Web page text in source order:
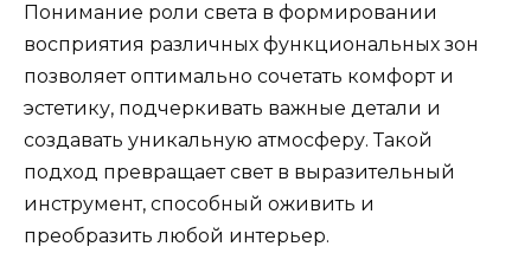
Понимание роли света в формировании
восприятия различных функциональных зон
позволяет оптимально сочетать комфорт и
эстетику, подчеркивать важные детали и
создавать уникальную атмосферу. Такой
подход превращает свет в выразительный
инструмент, способный оживить и
преобразить любой интерьер.